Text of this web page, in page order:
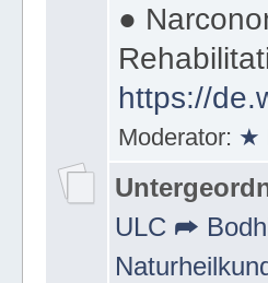
●
https://
Moderator: ★
ULC ➦